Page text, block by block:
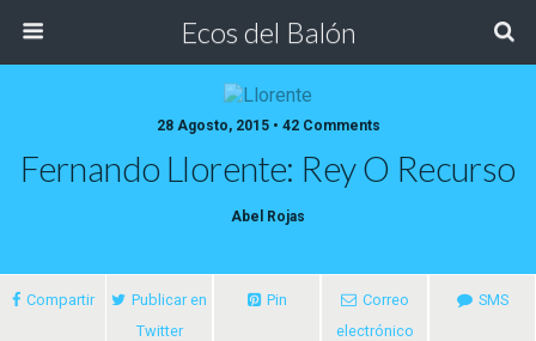
Ecos del Balón
28 Agosto, 2015 • 42 Comments
Fernando Llorente: Rey O Recurso
Abel Rojas
Compartir
Publicar en
Twitter
Pin
Correo
electrónico
SMS